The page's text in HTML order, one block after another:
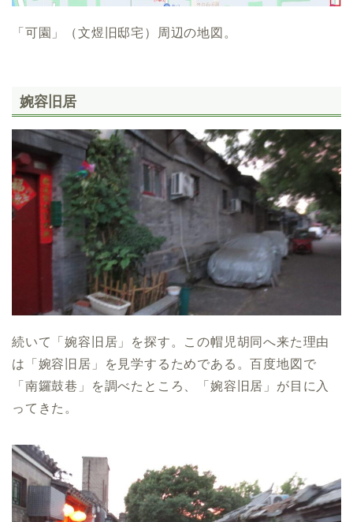
「可園」（文煜旧邸宅）周辺の地図。
婉容旧居
続いて「婉容旧居」を探す。この帽児胡同へ来た理由
は「婉容旧居」を見学するためである。百度地図で
「南鑼鼓巷」を調べたところ、「婉容旧居」が目に入
ってきた。